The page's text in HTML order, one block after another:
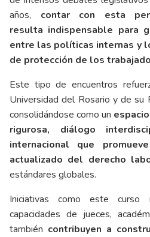
años, contar con esta
resulta indispensable para
entre las políticas internas y
de protección de los
Este tipo de encuentros
Universidad del Rosario y de su
consolidándose como un
rigurosa, diálogo
internacional que
actualizado del derecho
estándares globales.
Iniciativas como este
capacidades de jueces,
también contribuyen a